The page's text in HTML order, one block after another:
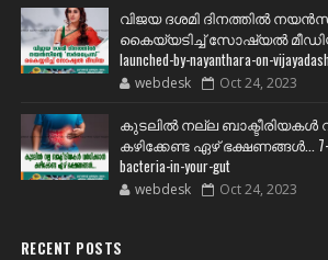
വിജയ ദശമി ദിനത്തില്‍
കൈയ്യടിച്ച് സോഷ്യല്‍ മീഡിയ
launched-by-nayanthara-on-
webdesk Oct 24, 2023
കുടലിൽ നല്ല ബാക്ടീരിയകൾ
കഴിക്കേണ്ട ഏഴ് ഭക്ഷണങ്ങള്‍... 7-
bacteria-in-your-gut
webdesk Oct 24, 2023
RECENT POSTS